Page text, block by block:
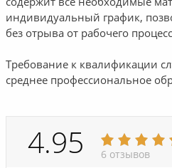
индивидуальный график,
без отрыва от рабочего
Требование к квалификации
среднее профессиональное
4.95 6 отзывов